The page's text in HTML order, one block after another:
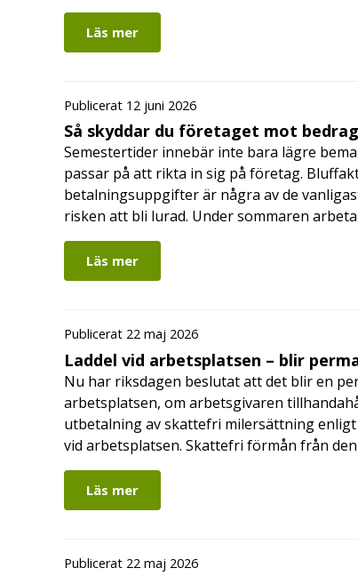
Läs mer
Publicerat 12 juni 2026
Så skyddar du företaget mot
Semestertider innebär inte bara lägre
passar på att rikta in sig på företag.
betalningsuppgifter är några av de
risken att bli lurad. Under sommaren
Läs mer
Publicerat 22 maj 2026
Laddel vid arbetsplatsen – blir
Nu har riksdagen beslutat att det blir en
arbetsplatsen, om arbetsgivaren
utbetalning av skattefri milersättning
vid arbetsplatsen. Skattefri förmån från
Läs mer
Publicerat 22 maj 2026